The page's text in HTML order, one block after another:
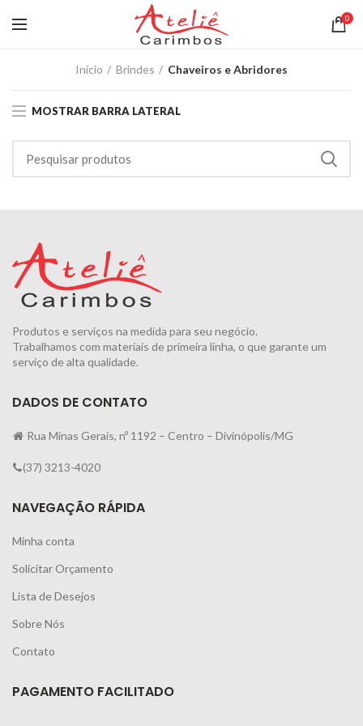
0
Início Brindes Chaveiros e Abridores
MOSTRAR BARRA LATERAL
Produtos e serviços na medida para seu negócio.
Trabalhamos com materiais de primeira linha, o que garante um
serviço de alta qualidade.
DADOS DE CONTATO
Rua Minas Gerais, nº 1192 – Centro – Divinópolis/MG
(37) 3213-4020
NAVEGAÇÃO RÁPIDA
Minha conta
Solicitar Orçamento
Lista de Desejos
Sobre Nós
Contato
PAGAMENTO FACILITADO